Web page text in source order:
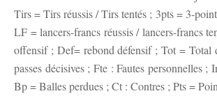
Tirs = Tirs réussis / Tirs tentés ; 3pts = 3-
LF = lancers-francs réussis / lancers-francs
offensif ; Def= rebond défensif ; Tot = Total
passes décisives ; Fte : Fautes personnelles ;
Bp = Balles perdues ; Ct : Contres ; Pts =